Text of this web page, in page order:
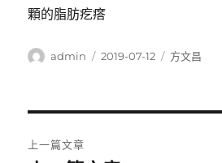
顆的脂肪疙瘩
作
admin
發
2019-07-12
分
方文昌
上一篇文章